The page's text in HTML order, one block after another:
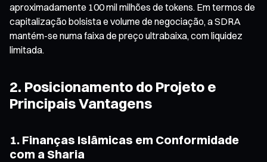
aproximadamente 100 mil milhões de tokens. Em termos de
capitalização bolsista e volume de negociação, a SDRA
mantém-se numa faixa de preço ultrabaixa, com liquidez
limitada.
2. Posicionamento do Projeto e
Principais Vantagens
1. Finanças Islâmicas em Conformidade
com a Sharia